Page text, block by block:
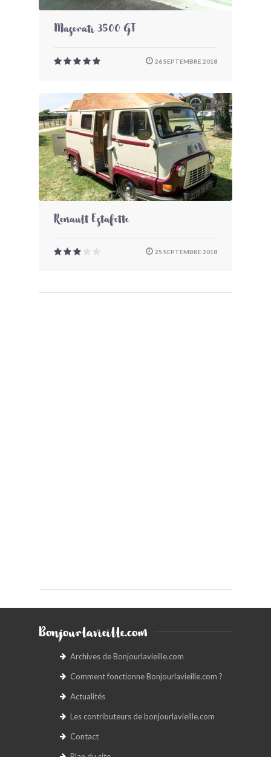
Maserati 3500 GT
26 SEPTEMBRE 2018
Renault Estafette
25 SEPTEMBRE 2018
Bonjourlavieille.com
Archives de Bonjourlavieille.com
Comment fonctionne Bonjourlavieille.com ?
Actualités
Les contributeurs de bonjourlavieille.com
Contact